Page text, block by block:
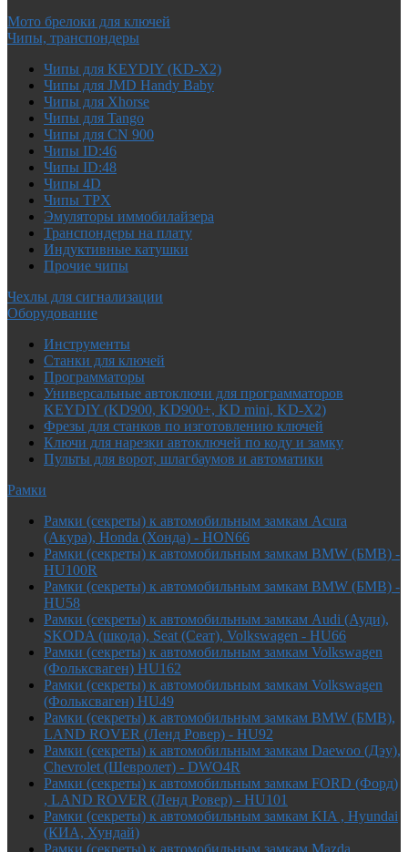
Мото брелоки для ключей
Чипы, транспондеры
Чипы для KEYDIY (KD-X2)
Чипы для JMD Handy Baby
Чипы для Xhorse
Чипы для Tango
Чипы для CN 900
Чипы ID:46
Чипы ID:48
Чипы 4D
Чипы TPX
Эмуляторы иммобилайзера
Транспондеры на плату
Индуктивные катушки
Прочие чипы
Чехлы для сигнализации
Оборудование
Инструменты
Cтанки для ключей
Программаторы
Универсальные автоключи для программаторов
KEYDIY (KD900, KD900+, KD mini, KD-X2)
Фрезы для станков по изготовлению ключей
Ключи для нарезки автоключей по коду и замку
Пульты для ворот, шлагбаумов и автоматики
Рамки
Рамки (секреты) к автомобильным замкам Acura
(Акура), Honda (Хонда) - HON66
Рамки (секреты) к автомобильным замкам BMW (БМВ) -
HU100R
Рамки (секреты) к автомобильным замкам BMW (БМВ) -
HU58
Рамки (секреты) к автомобильным замкам Audi (Ауди),
SKODA (шкода), Seat (Сеат), Volkswagen - HU66
Рамки (секреты) к автомобильным замкам Volkswagen
(Фольксваген) HU162
Рамки (секреты) к автомобильным замкам Volkswagen
(Фольксваген) HU49
Рамки (секреты) к автомобильным замкам BMW (БМВ),
LAND ROVER (Ленд Ровер) - HU92
Рамки (секреты) к автомобильным замкам Daewoo (Дэу),
Chevrolet (Шевролет) - DWO4R
Рамки (секреты) к автомобильным замкам FORD (Форд)
, LAND ROVER (Ленд Ровер) - HU101
Рамки (секреты) к автомобильным замкам KIA , Hyundai
(КИА, Хундай)